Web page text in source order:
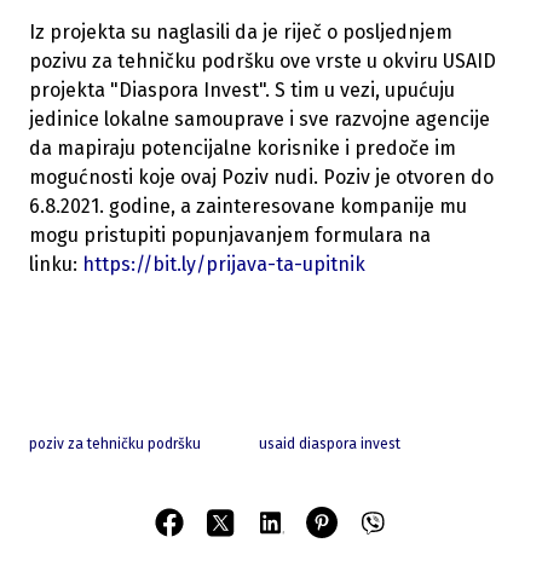
Iz projekta su naglasili da je riječ o posljednjem
pozivu za tehničku podršku ove vrste u okviru USAID
projekta "Diaspora Invest". S tim u vezi, upućuju
jedinice lokalne samouprave i sve razvojne agencije
da mapiraju potencijalne korisnike i predoče im
mogućnosti koje ovaj Poziv nudi. Poziv je otvoren do
6.8.2021. godine, a zainteresovane kompanije mu
mogu pristupiti popunjavanjem formulara na
linku: https://bit.ly/prijava-ta-upitnik
poziv za tehničku podršku usaid diaspora invest